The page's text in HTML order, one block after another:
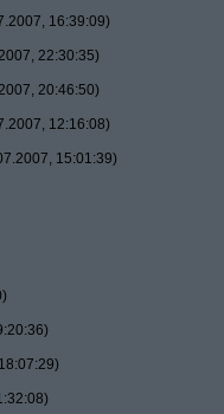
16:39:09)
22:30:35)
20:46:50)
12:16:08)
15:01:39)